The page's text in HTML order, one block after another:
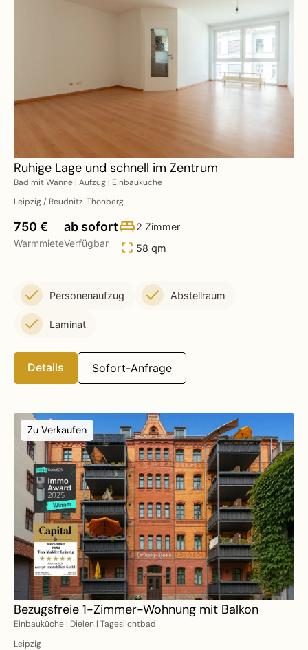
Ruhige Lage und schnell im Zentrum
Bad mit Wanne | Aufzug | Einbauküche
Leipzig / Reudnitz-Thonberg
750 €
Warmmiete
ab sofort
Verfügbar
2 Zimmer
58 qm
Personenaufzug Abstellraum
Laminat
Details Sofort-Anfrage
Zu Verkaufen
Bezugsfreie 1-Zimmer-Wohnung mit Balkon
Einbauküche | Dielen | Tageslichtbad
Leipzig